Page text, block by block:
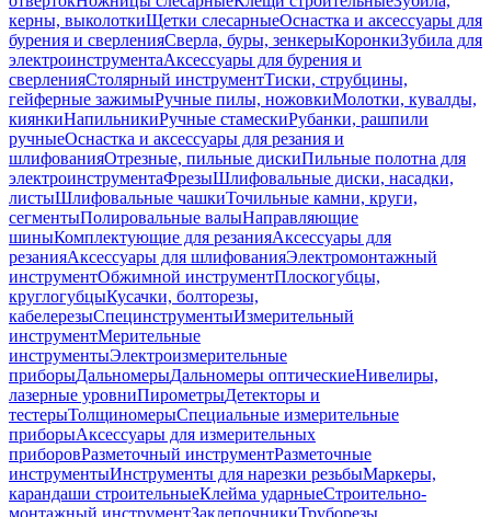
керны, выколоткиЩетки слесарныеОснастка и аксессуары для
бурения и сверленияСверла, буры, зенкерыКоронкиЗубила для
электроинструментаАксессуары для бурения и
сверленияСтолярный инструментТиски, струбцины,
гейферные зажимыРучные пилы, ножовкиМолотки, кувалды,
киянкиНапильникиРучные стамескиРубанки, рашпили
ручныеОснастка и аксессуары для резания и
шлифованияОтрезные, пильные дискиПильные полотна для
электроинструментаФрезыШлифовальные диски, насадки,
листыШлифовальные чашкиТочильные камни, круги,
сегментыПолировальные валыНаправляющие
шиныКомплектующие для резанияАксессуары для
резанияАксессуары для шлифованияЭлектромонтажный
инструментОбжимной инструментПлоскогубцы,
круглогубцыКусачки, болторезы,
кабелерезыСпецинструментыИзмерительный
инструментМерительные
инструментыЭлектроизмерительные
приборыДальномерыДальномеры оптическиеНивелиры,
лазерные уровниПирометрыДетекторы и
тестерыТолщиномерыСпециальные измерительные
приборыАксессуары для измерительных
приборовРазметочный инструментРазметочные
инструментыИнструменты для нарезки резьбыМаркеры,
карандаши строительныеКлейма ударныеСтроительно-
монтажный инструментЗаклепочникиТруборезы,